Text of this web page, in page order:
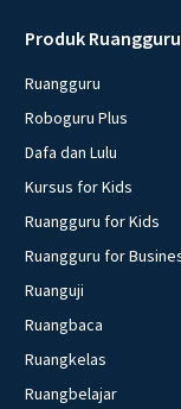
Produk Ruangguru
Ruangguru
Roboguru Plus
Dafa dan Lulu
Kursus for Kids
Ruangguru for Kids
Ruangguru for
Ruanguji
Ruangbaca
Ruangkelas
Ruangbelajar